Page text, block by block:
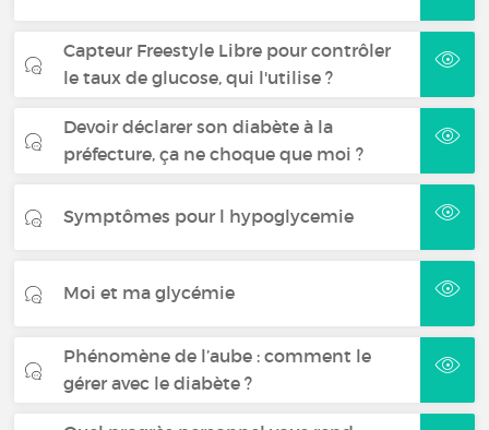
Capteur Freestyle Libre pour contrôler
le taux de glucose, qui l'utilise ?
Devoir déclarer son diabète à la
préfecture, ça ne choque que moi ?
Symptômes pour l hypoglycemie
Moi et ma glycémie
Phénomène de l’aube : comment le
gérer avec le diabète ?